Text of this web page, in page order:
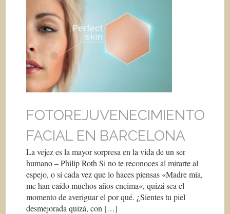
FOTOREJUVENECIMIENTO
FACIAL EN BARCELONA
La vejez es la mayor sorpresa en la vida de un ser
humano – Philip Roth Si no te reconoces al mirarte al
espejo, o si cada vez que lo haces piensas «Madre mía,
me han caído muchos años encima«, quizá sea el
momento de averiguar el por qué. ¿Sientes tu piel
desmejorada quizá, con […]